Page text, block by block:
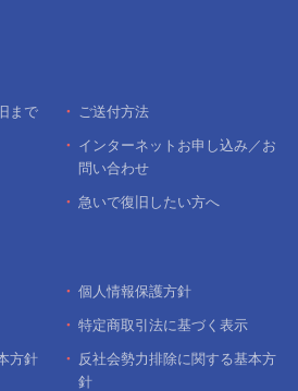
まで ご送付方法
インターネットお申し込み／お
問い合わせ
急いで復旧したい方へ
個人情報保護方針
特定商取引法に基づく表示
方針
反社会勢力排除に関する基本方
針